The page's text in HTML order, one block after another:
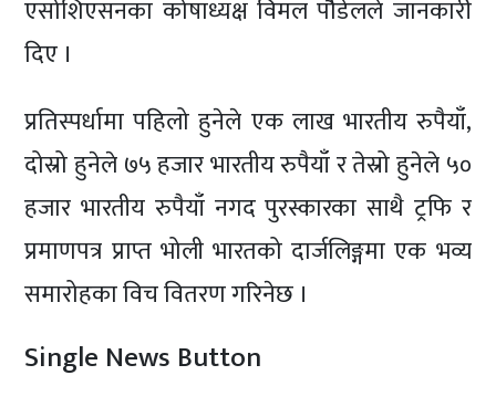
एसोशिएसनका कोषाध्यक्ष विमल पौेडेलले जानकारी
दिए ।
प्रतिस्पर्धामा पहिलो हुनेले एक लाख भारतीय रुपैयाँ,
दोस्रो हुनेले ७५ हजार भारतीय रुपैयाँ र तेस्रो हुनेले ५०
हजार भारतीय रुपैयाँ नगद पुरस्कारका साथै ट्रफि र
प्रमाणपत्र प्राप्त भोली भारतको दार्जलिङ्गमा एक भव्य
समारोहका विच वितरण गरिनेछ ।
Single News Button